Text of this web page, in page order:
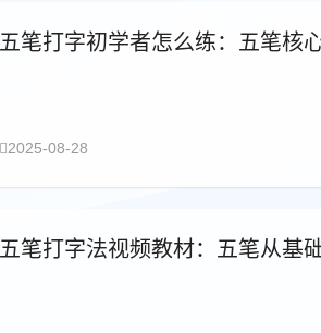
五笔打字初学者怎么练：五笔核
2025-08-28
五笔打字法视频教材：五笔从基